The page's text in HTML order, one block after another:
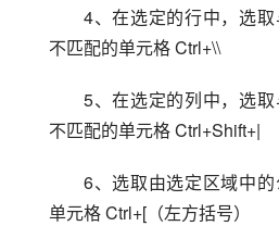
4、在选定的行中，选
不匹配的单元格 Ctrl+\\
5、在选定的列中，选
不匹配的单元格 Ctrl+Shift+|
6、选取由选定区域中
单元格 Ctrl+[（左方括号）